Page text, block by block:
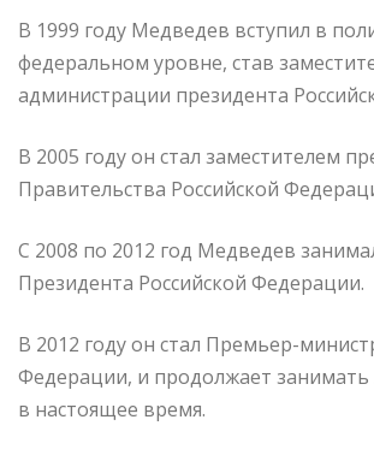
В 1999 году Медведев вступил в
федеральном уровне, став
администрации президента
В 2005 году он стал заместителем
Правительства Российской
С 2008 по 2012 год Медведев
Президента Российской Федерации.
В 2012 году он стал Премьер-
Федерации, и продолжает занимать
в настоящее время.